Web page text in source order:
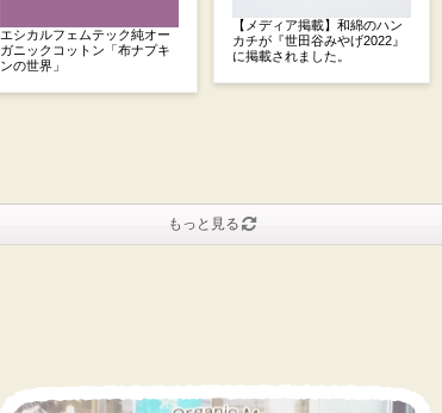
エシカルフェムテック純オー
ガニックコットン「布ナプキ
ンの世界」
【メディア掲載】和綿のハン
カチが『世田谷みやげ2022』
に掲載されました。
もっと見る